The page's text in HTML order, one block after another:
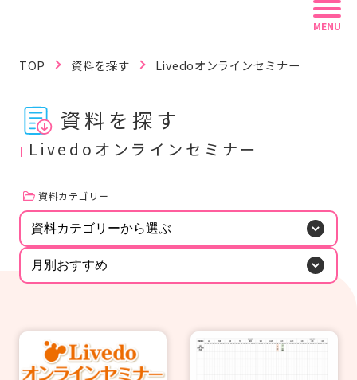
MENU
記事を読む 動画で学ぶ
リフレ白書
キーワードから探す
#レクリエーション
#BCP
#在宅復帰
#研修
#人材育成
資料を探す
Livedoオンラインセミナー
TOP 資料を探す Livedoオンラインセミナー
資料カテゴリー
資料カテゴリーから選ぶ
月別おすすめ